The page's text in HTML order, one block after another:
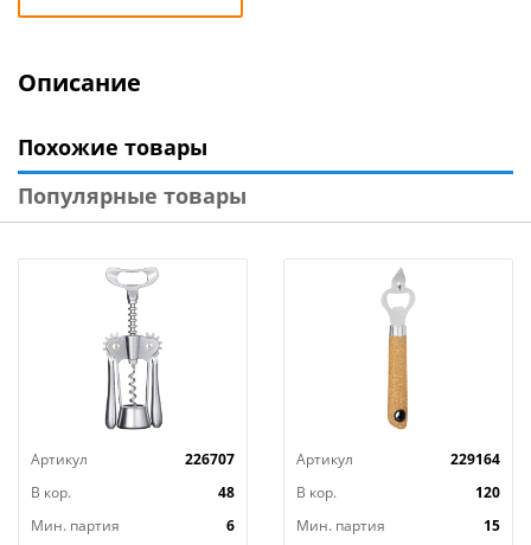
Описание
Похожие товары
Популярные товары
Артикул
226707
В кор.
48
Мин. партия
6
Артикул
229164
В кор.
120
Мин. партия
15